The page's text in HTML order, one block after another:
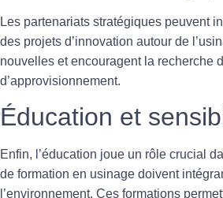
Les partenariats stratégiques peuvent
des projets d’innovation autour de
nouvelles et encouragent la recherche
d’approvisionnement.
Éducation et
Enfin, l’éducation joue un rôle crucial
de formation en usinage doivent
l’environnement. Ces formations